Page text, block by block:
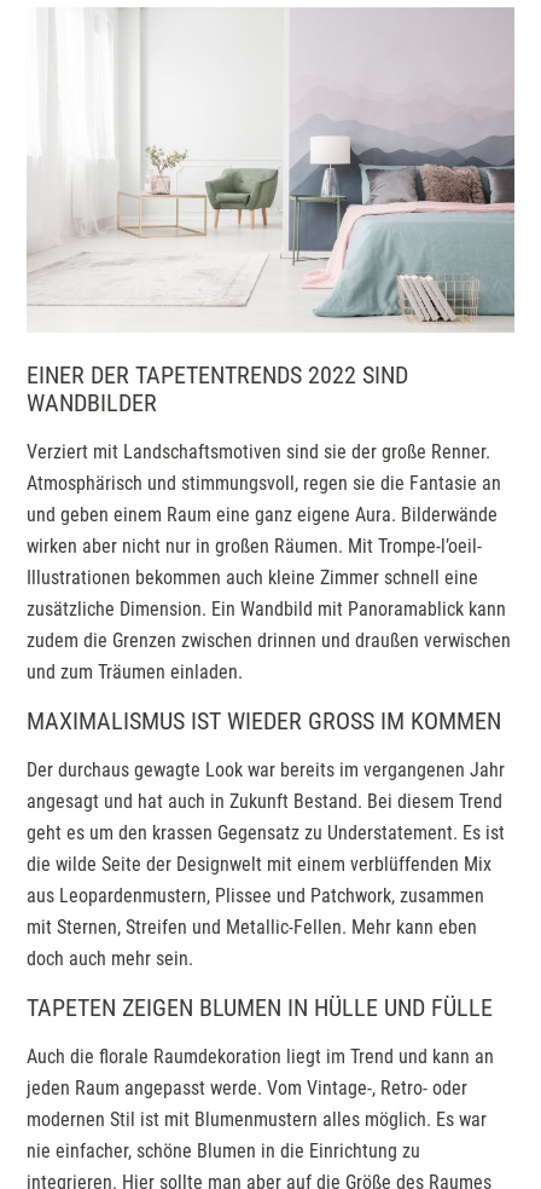
EINER DER TAPETENTRENDS 2022 SIND
WANDBILDER
Verziert mit Landschaftsmotiven sind sie der große Renner.
Atmosphärisch und stimmungsvoll, regen sie die Fantasie an
und geben einem Raum eine ganz eigene Aura. Bilderwände
wirken aber nicht nur in großen Räumen. Mit Trompe-l’oeil-
Illustrationen bekommen auch kleine Zimmer schnell eine
zusätzliche Dimension. Ein Wandbild mit Panoramablick kann
zudem die Grenzen zwischen drinnen und draußen verwischen
und zum Träumen einladen.
MAXIMALISMUS IST WIEDER GROSS IM KOMMEN
Der durchaus gewagte Look war bereits im vergangenen Jahr
angesagt und hat auch in Zukunft Bestand. Bei diesem Trend
geht es um den krassen Gegensatz zu Understatement. Es ist
die wilde Seite der Designwelt mit einem verblüffenden Mix
aus Leopardenmustern, Plissee und Patchwork, zusammen
mit Sternen, Streifen und Metallic-Fellen. Mehr kann eben
doch auch mehr sein.
TAPETEN ZEIGEN BLUMEN IN HÜLLE UND FÜLLE
Auch die florale Raumdekoration liegt im Trend und kann an
jeden Raum angepasst werde. Vom Vintage-, Retro- oder
modernen Stil ist mit Blumenmustern alles möglich. Es war
nie einfacher, schöne Blumen in die Einrichtung zu
integrieren. Hier sollte man aber auf die Größe des Raumes